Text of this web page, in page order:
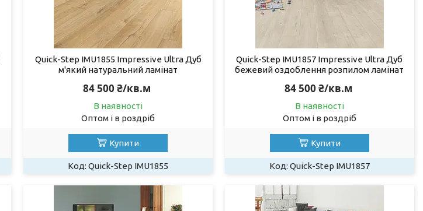
Quick-Step IMU1855 Impressive Ultra Дуб
м'який натуральний ламінат
84 500 ₴/кв.м
В наявності
Оптом і в роздріб
Купити
Quick-Step IMU1855
Quick-Step IMU1857 Impressive Ultra Дуб
бежевий оздоблення розпилом ламінат
84 500 ₴/кв.м
В наявності
Оптом і в роздріб
Купити
Quick-Step IMU1857